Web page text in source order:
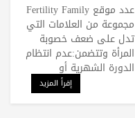
عدد موقع Fertility Family
مجموعة من العلامات التي
تدل على ضعف خصوبة
المرأة وتتضمن:عدم انتظام
الدورة الشهرية أو
إقرأ المزيد